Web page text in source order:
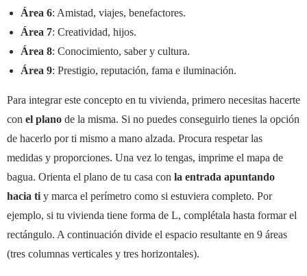
Área 6: Amistad, viajes, benefactores.
Área 7: Creatividad, hijos.
Área 8: Conocimiento, saber y cultura.
Área 9: Prestigio, reputación, fama e iluminación.
Para integrar este concepto en tu vivienda, primero necesitas hacerte
con el plano de la misma. Si no puedes conseguirlo tienes la opción
de hacerlo por ti mismo a mano alzada. Procura respetar las
medidas y proporciones. Una vez lo tengas, imprime el mapa de
bagua. Orienta el plano de tu casa con la entrada apuntando
hacia ti y marca el perímetro como si estuviera completo. Por
ejemplo, si tu vivienda tiene forma de L, complétala hasta formar el
rectángulo. A continuación divide el espacio resultante en 9 áreas
(tres columnas verticales y tres horizontales).